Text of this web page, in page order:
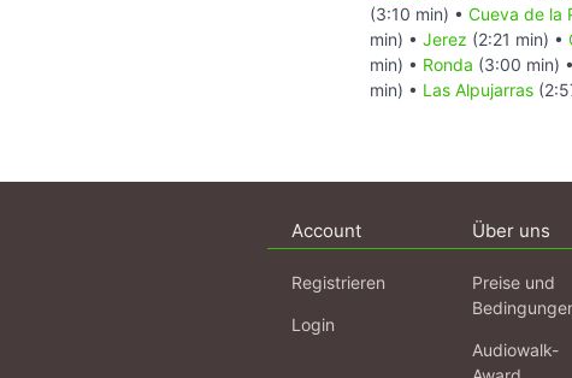
(3:10 min) • Cueva de la
min) • Jerez (2:21 min) •
min) • Ronda (3:00 min) •
min) • Las Alpujarras
Account
Registrieren
Login
Über uns
Preise und
Audiowalk-